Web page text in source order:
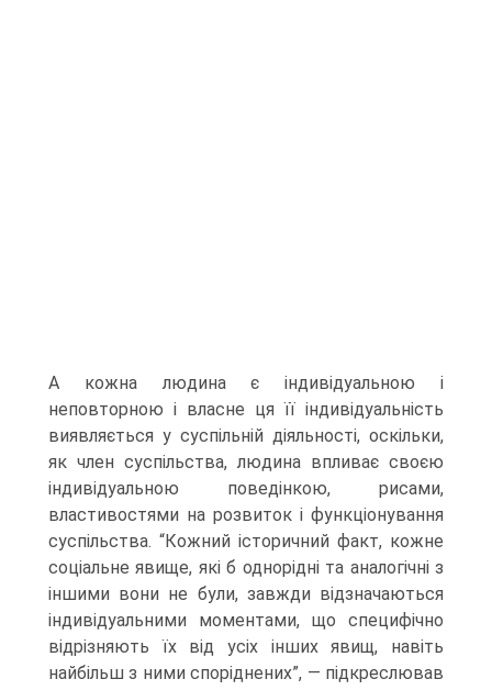
А кожна людина є індивідуальною і
неповторною і власне ця її індивідуальність
виявляється у суспільній діяльності, оскільки,
як член суспільства, людина впливає своєю
індивідуальною поведінкою, рисами,
властивостями на розвиток і функціонування
суспільства. “Кожний історичний факт, кожне
соціальне явище, які б однорідні та аналогічні з
іншими вони не були, завжди відзначаються
індивідуальними моментами, що специфічно
відрізняють їх від усіх інших явищ, навіть
найбільш з ними споріднених”, — підкреслював